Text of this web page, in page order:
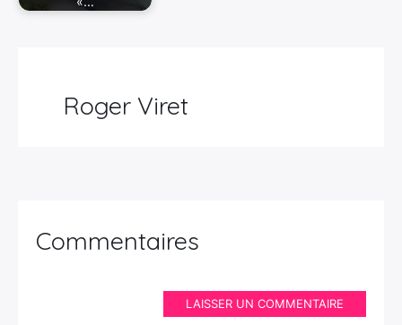
Roger Viret
Commentaires
LAISSER UN COMMENTAIRE